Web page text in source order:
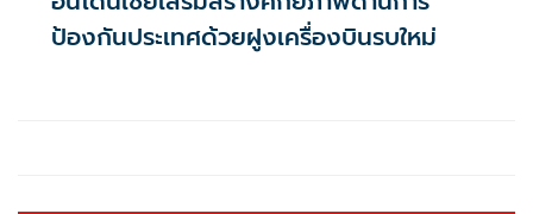
ป้องกันประเทศด้วยฝูงเครื่องบินรบใหม่